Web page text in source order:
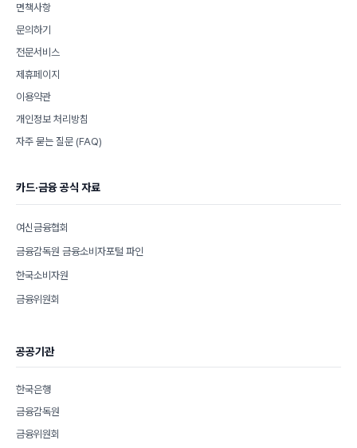
면책사항
문의하기
전문서비스
제휴페이지
이용약관
개인정보 처리방침
자주 묻는 질문 (FAQ)
카드·금융 공식 자료
여신금융협회
금융감독원 금융소비자포털 파인
한국소비자원
금융위원회
공공기관
한국은행
금융감독원
금융위원회